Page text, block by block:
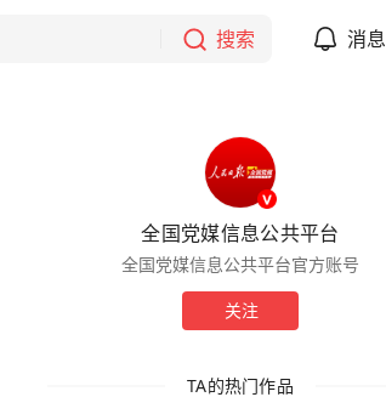
搜索 消息
全国党媒信息公共平台
全国党媒信息公共平台官方账号
关注
TA的热门作品